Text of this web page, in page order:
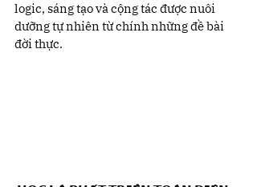
logic, sáng tạo và cộng tác được nuôi
dưỡng tự nhiên từ chính những đề bài
đời thực.